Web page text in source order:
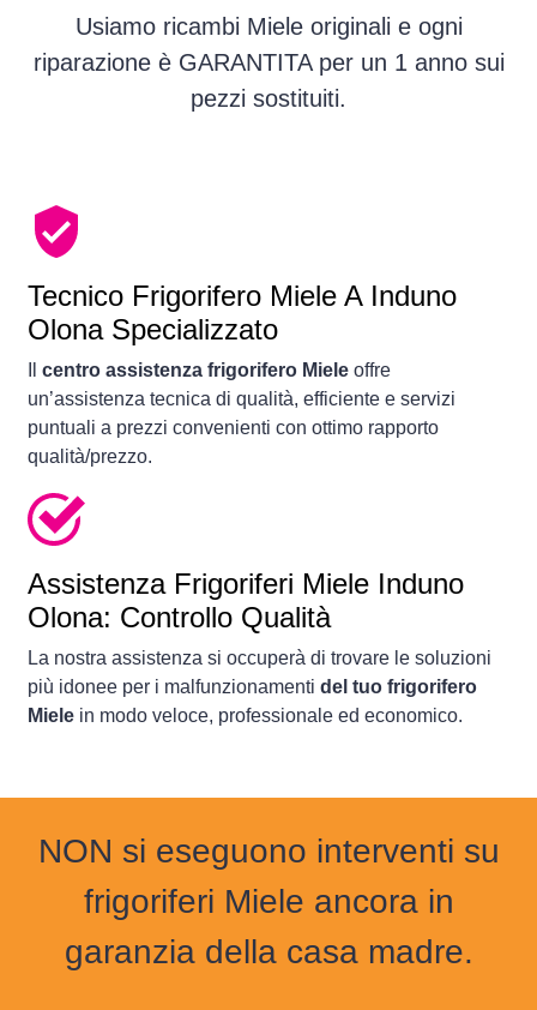
Usiamo ricambi Miele originali e ogni
riparazione è GARANTITA per un 1 anno sui
pezzi sostituiti.
Tecnico Frigorifero Miele A Induno
Olona Specializzato
centro assistenza frigorifero Miele offre
un’assistenza tecnica di qualità, efficiente e servizi
puntuali a prezzi convenienti con ottimo rapporto
qualità/prezzo.
Assistenza Frigoriferi Miele Induno
Olona: Controllo Qualità
La nostra assistenza si occuperà di trovare le soluzioni
più idonee per i malfunzionamenti del tuo frigorifero
Miele in modo veloce, professionale ed economico.
NON si eseguono interventi su
frigoriferi Miele ancora in
garanzia della casa madre.